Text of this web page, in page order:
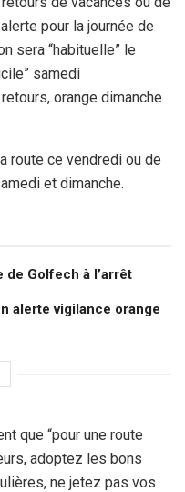
pour la journée de
sera “habituelle” le
samedi
orange dimanche
route ce vendredi ou de
et dimanche.
Golfech à l’arrêt
alerte vigilance orange
que “pour une route
adoptez les bons
ne jetez pas vos